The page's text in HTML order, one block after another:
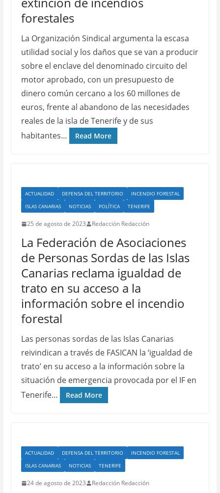
forestales
La Organización Sindical argumenta la escasa
utilidad social y los daños que se van a producir
sobre el enclave del denominado circuito del
motor aprobado, con un presupuesto de
dinero común cercano a los 60 millones de
euros, frente al abandono de las necesidades
reales de la isla de Tenerife y de sus
habitantes…
Read More
ACTUALIDAD DEFENSA DEL TERRITORIO
INCENDIO FORESTAL
ISLAS CANARIAS
NOTICIAS POLÍTICA TENERIFE
25 de agosto de 2023 Redacción Redacción
La Federación de Asociaciones
de Personas Sordas de las Islas
Canarias reclama igualdad de
trato en su acceso a la
información sobre el incendio
forestal
Las personas sordas de las Islas Canarias
reivindican a través de FASICAN la ‘igualdad de
trato’ en su acceso a la información sobre la
situación de emergencia provocada por el IF en
Tenerife…
Read More
ACTUALIDAD DEFENSA DEL TERRITORIO
INCENDIO FORESTAL
ISLAS CANARIAS
NOTICIAS TENERIFE
24 de agosto de 2023 Redacción Redacción